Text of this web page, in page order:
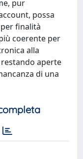
pur
possa
per finalità
coerente per
alla
aperte
di una